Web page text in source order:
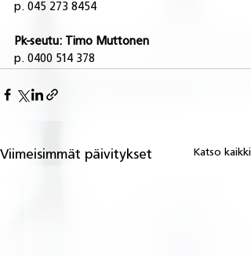
p. 045 273 8454
Pk-seutu: Timo Muttonen
p. 0400 514 378
Viimeisimmät päivitykset Katso kaikki